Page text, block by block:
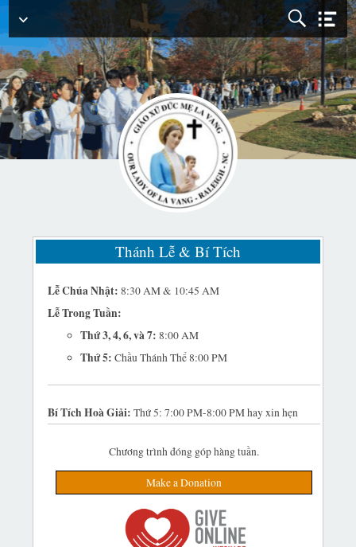
Chính
Thánh Lễ & Bí Tích
Lễ Chúa Nhật: 8:30 AM & 10:45 AM
Lễ Trong Tuần:
Thứ 3, 4, 6, và 7: 8:00 AM
Thứ 5: Chầu Thánh Thể 8:00 PM
Bí Tích Hoà Giải:Thứ 5: 7:00 PM-8:00 PM hay xin hẹn
Chương trình đóng góp hàng tuần.
Make a Donation